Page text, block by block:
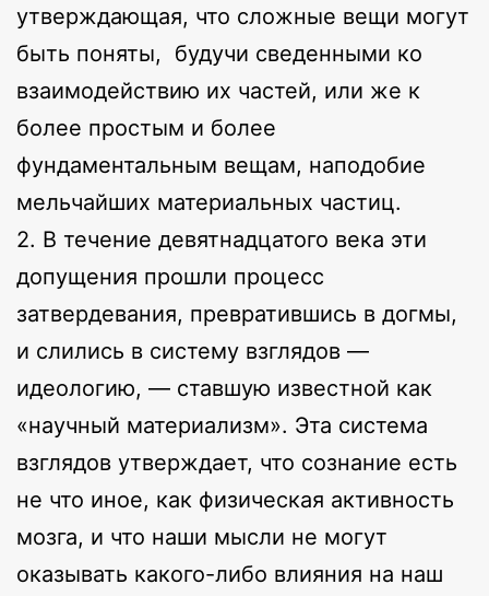
утверждающая, что сложные вещи могут
быть поняты, будучи сведенными ко
взаимодействию их частей, или же к
более простым и более
фундаментальным вещам, наподобие
мельчайших материальных частиц.
2. В течение девятнадцатого века эти
допущения прошли процесс
затвердевания, превратившись в догмы,
и слились в систему взглядов —
идеологию, — ставшую известной как
«научный материализм». Эта система
взглядов утверждает, что сознание есть
не что иное, как физическая активность
мозга, и что наши мысли не могут
оказывать какого-либо влияния на наш